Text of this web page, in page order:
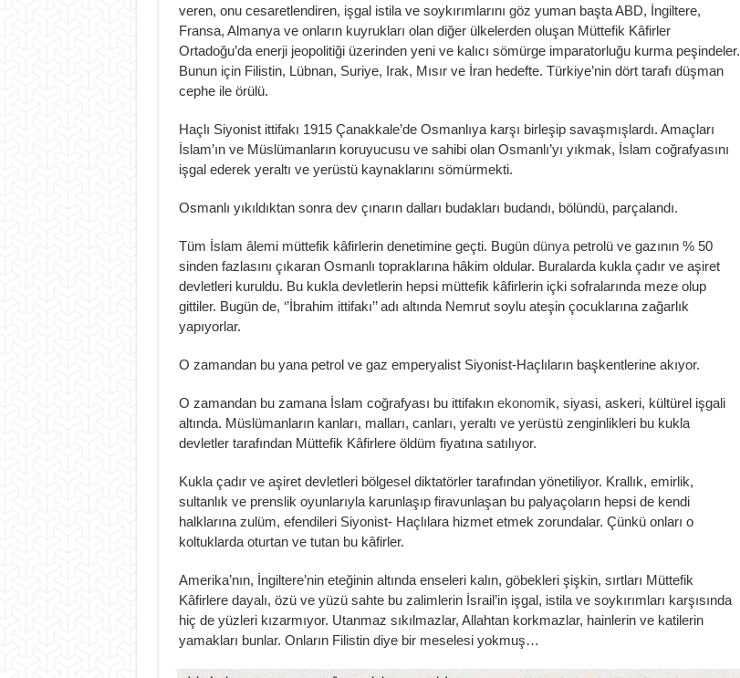
veren, onu cesaretlendiren, işgal istila ve soykırımlarını göz yuman başta ABD, İngiltere,
Fransa, Almanya ve onların kuyrukları olan diğer ülkelerden oluşan Müttefik Kâfirler
Ortadoğu’da enerji jeopolitiği üzerinden yeni ve kalıcı sömürge imparatorluğu kurma peşindeler.
Bunun için Filistin, Lübnan, Suriye, Irak, Mısır ve İran hedefte. Türkiye’nin dört tarafı düşman
cephe ile örülü.
Haçlı Siyonist ittifakı 1915 Çanakkale’de Osmanlıya karşı birleşip savaşmışlardı. Amaçları
İslam’ın ve Müslümanların koruyucusu ve sahibi olan Osmanlı’yı yıkmak, İslam coğrafyasını
işgal ederek yeraltı ve yerüstü kaynaklarını sömürmekti.
Osmanlı yıkıldıktan sonra dev çınarın dalları budakları budandı, bölündü, parçalandı.
Tüm İslam âlemi müttefik kâfirlerin denetimine geçti. Bugün dünyapetrolü ve gazının % 50
sinden fazlasını çıkaran Osmanlı topraklarına hâkim oldular. Buralarda kukla çadır ve aşiret
devletleri kuruldu. Bu kukla devletlerin hepsi müttefik kâfirlerin içki sofralarında meze olup
gittiler. Bugün de, ‘’İbrahim ittifakı’’ adı altında Nemrut soylu ateşin çocuklarına zağarlık
yapıyorlar.
O zamandan bu yana petrol ve gaz emperyalist Siyonist-Haçlıların başkentlerine akıyor.
O zamandan bu zamana İslam coğrafyası bu ittifakın ekonomik, siyasi, askeri, kültürel işgali
altında. Müslümanların kanları, malları, canları, yeraltı ve yerüstü zenginlikleri bu kukla
devletler tarafından Müttefik Kâfirlere öldüm fiyatına satılıyor.
Kukla çadır ve aşiret devletleri bölgesel diktatörler tarafından yönetiliyor. Krallık, emirlik,
sultanlık ve prenslik oyunlarıyla karunlaşıp firavunlaşan bu palyaçoların hepsi de kendi
halklarına zulüm, efendileri Siyonist- Haçlılara hizmet etmek zorundalar. Çünkü onları o
koltuklarda oturtan ve tutan bu kâfirler.
Amerika’nın, İngiltere’nin eteğinin altında enseleri kalın, göbekleri şişkin, sırtları Müttefik
Kâfirlere dayalı, özü ve yüzü sahte bu zalimlerin İsrail’in işgal, istila ve soykırımları karşısında
hiç de yüzleri kızarmıyor. Utanmaz sıkılmazlar, Allahtan korkmazlar, hainlerin ve katilerin
yamakları bunlar. Onların Filistin diye bir meselesi yokmuş…